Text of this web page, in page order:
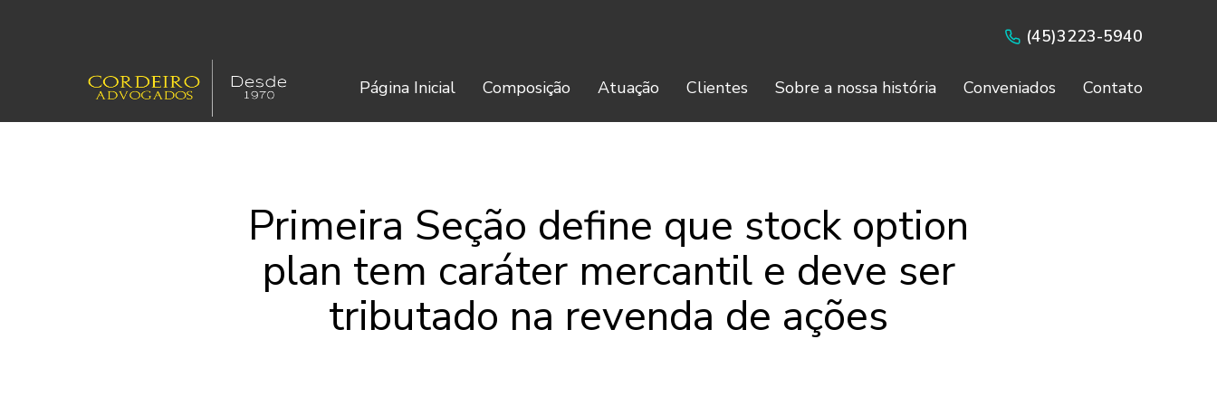
(45)3223-5940
Página Inicial Composição Atuação Clientes Sobre a nossa história Conveniados Contato
Primeira Seção define que stock option
plan tem caráter mercantil e deve ser
tributado na revenda de ações